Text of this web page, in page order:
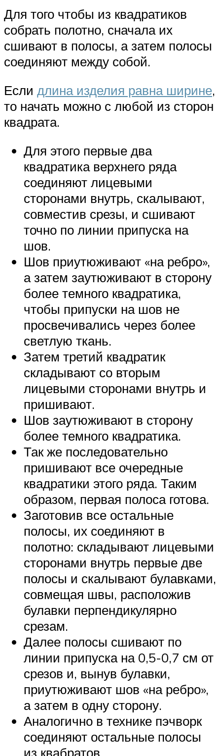
Для того чтобы из квадратиков
собрать полотно, сначала их
сшивают в полосы, а затем полосы
соединяют между собой.
Если длина изделия равна ширине,
то начать можно с любой из сторон
квадрата.
Для этого первые два
квадратика верхнего ряда
соединяют лицевыми
сторонами внутрь, скалывают,
совместив срезы, и сшивают
точно по линии припуска на
шов.
Шов приутюживают «на ребро»,
а затем заутюживают в сторону
более темного квадратика,
чтобы припуски на шов не
просвечивались через более
светлую ткань.
Затем третий квадратик
складывают со вторым
лицевыми сторонами внутрь и
пришивают.
Шов заутюживают в сторону
более темного квадратика.
Так же последовательно
пришивают все очередные
квадратики этого ряда. Таким
образом, первая полоса готова.
Заготовив все остальные
полосы, их соединяют в
полотно: складывают лицевыми
сторонами внутрь первые две
полосы и скалывают булавками,
совмещая швы, расположив
булавки перпендикулярно
срезам.
Далее полосы сшивают по
линии припуска на 0,5-0,7 см от
срезов и, вынув булавки,
приутюживают шов «на ребро»,
а затем в одну сторону.
Аналогично в технике пэчворк
соединяют остальные полосы
из квабратов.